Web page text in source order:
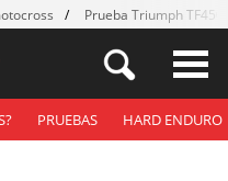
Prueba Triumph
PRUEBAS HARD ENDURO